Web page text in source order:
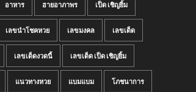
อาหาร ฮายอาภาพร เป็ด เชิญยิ้ม
เลขนำโชคหวย เลขมงคล เลขเด็ด
เลขเด็ดงวดนี้ เลขเด็ด เป็ด เชิญยิ้ม
แนวทางหวย แบมแบม โภชนาการ